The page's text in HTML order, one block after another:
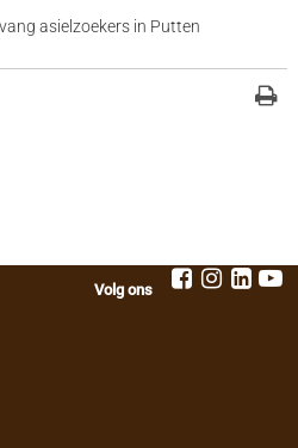
asielzoekers in Putten
Volg ons